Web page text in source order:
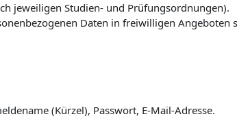
jeweiligen Studien- und Prüfungsordnungen).
Daten in freiwilligen Angeboten
(Kürzel), Passwort, E-Mail-Adresse.